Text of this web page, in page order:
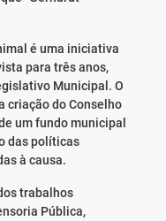
é uma iniciativa
para três anos,
Municipal. O
criação do Conselho
um fundo municipal
das políticas
à causa.
trabalhos
Pública,